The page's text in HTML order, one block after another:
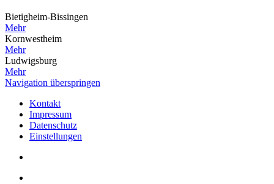
Bietigheim-Bissingen
Mehr
Kornwestheim
Mehr
Ludwigsburg
Mehr
Navigation überspringen
Kontakt
Impressum
Datenschutz
Einstellungen